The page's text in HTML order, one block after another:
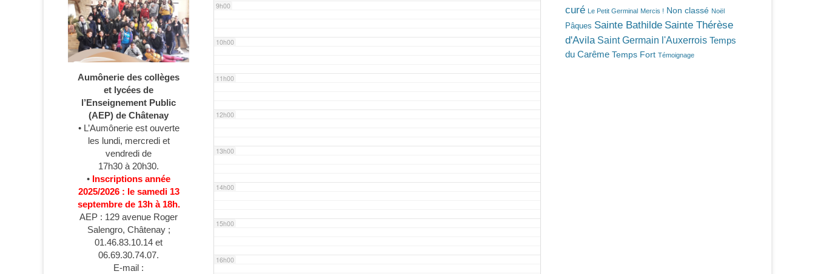
9h00
10h00
11h00
12h00
13h00
14h00
15h00
16h00
curé Le Petit Germinal Mercis ! Non classé Noël
Pâques Sainte Bathilde Sainte Thérèse
d'Avila Saint Germain l'Auxerrois Temps
du Carême Temps Fort Témoignage
Aumônerie des collèges
et lycées de
l’Enseignement Public
(AEP) de Châtenay
• L’Aumônerie est ouverte
les lundi, mercredi et
vendredi de
17h30 à 20h30.
• Inscriptions année
2025/2026 : le samedi 13
septembre de 13h à 18h.
AEP : 129 avenue Roger
Salengro, Châtenay ;
01.46.83.10.14 et
06.69.30.74.07.
E-mail :